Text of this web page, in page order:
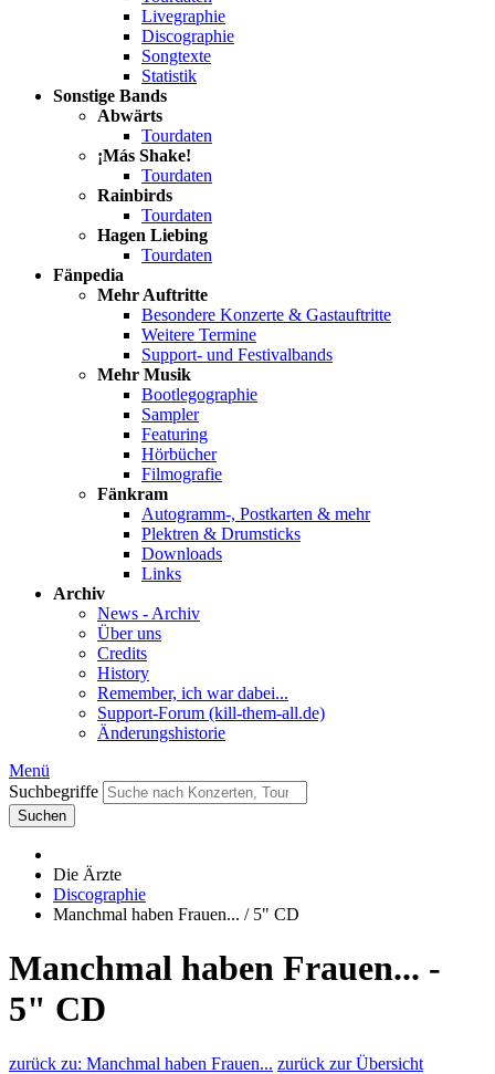
Livegraphie
Discographie
Songtexte
Statistik
Sonstige Bands
Abwärts
Tourdaten
¡Más Shake!
Tourdaten
Rainbirds
Tourdaten
Hagen Liebing
Tourdaten
Fänpedia
Mehr Auftritte
Besondere Konzerte & Gastauftritte
Weitere Termine
Support- und Festivalbands
Mehr Musik
Bootlegographie
Sampler
Featuring
Hörbücher
Filmografie
Fänkram
Autogramm-, Postkarten & mehr
Plektren & Drumsticks
Downloads
Links
Archiv
News - Archiv
Über uns
Credits
History
Remember, ich war dabei...
Support-Forum (kill-them-all.de)
Änderungshistorie
Menü
Suchbegriffe
Suchen
Die Ärzte
Discographie
Manchmal haben Frauen... / 5" CD
Manchmal haben Frauen... -
5" CD
zurück zu: Manchmal haben Frauen... zurück zur Übersicht